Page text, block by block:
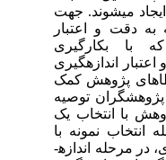
می­شوند. جهت
دقت و اعتبار
بکارگیری
اندازه­گیری
پژوهش کمک
توصیه
با انتخاب یک
نمونه با
تخصیص تصادفی، همسان­سازی، در مرحله اندازه­